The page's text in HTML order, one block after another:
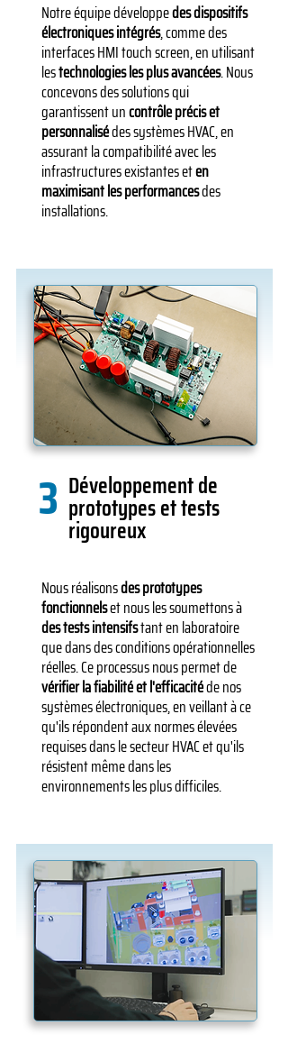
Notre équipe développedes dispositifs
électroniques intégrés, comme des
interfaces HMI touch screen, en utilisant
lestechnologies les plus avancées. Nous
concevons des solutions qui
garantissent uncontrôle précis et
personnalisédes systèmes HVAC, en
assurant la compatibilité avec les
infrastructures existantes eten
maximisant les performancesdes
installations.
3 Développement de
prototypes et tests
rigoureux
Nous réalisonsdes prototypes
fonctionnelset nous les soumettons à
des tests intensifstant en laboratoire
que dans des conditions opérationnelles
réelles. Ce processus nous permet de
vérifier la fiabilité et l'efficacitéde nos
systèmes électroniques, en veillant à ce
qu'ils répondent aux normes élevées
requises dans le secteur HVAC et qu'ils
résistent même dans les
environnements les plus difficiles.